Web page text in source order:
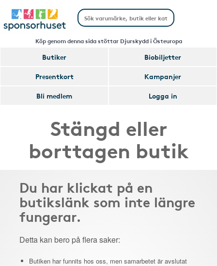
Köp genom denna sida stöttar Djurskydd i Östeuropa
Butiker
Biobiljetter
Presentkort
Kampanjer
Bli medlem
Logga in
Stängd eller
borttagen butik
Du har klickat på en
butikslänk som inte längre
fungerar.
Detta kan bero på flera saker:
Butiken har funnits hos oss, men samarbetet är avslutat